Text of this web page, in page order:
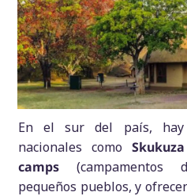
En el sur del país, hay
nacionales como
camps (campamentos
pequeños pueblos, y